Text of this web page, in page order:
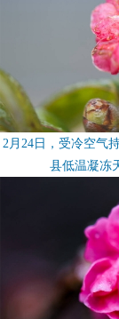
2月24日，受冷空气
县低温凝冻